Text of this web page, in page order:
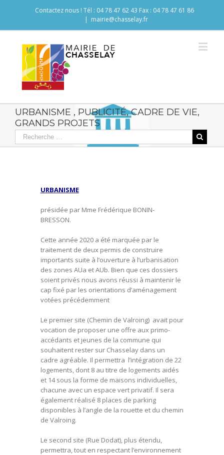
Contactez nous ! Tél : 04 78 47 62 43 Fax : 04 78 47 61 86
| mairie@chasselay.fr
URBANISME , PUBLICITÉ, CADRE DE VIE,
GRANDS PROJETS
URBANISME
présidée par Mme Frédérique BONIN-
BRESSON.
Cette année 2020 a été marquée par le
traitement de deux permis de construire
importants suite à l’ouverture à l’urbanisation
des zones AUa et AUb. Bien que ces dossiers
soient privés nous avons réussi à maintenir le
cap fixé par les orientations d’aménagement
votées précédemment
Le premier site (Chemin de Valroing) avait pour
vocation de proposer une offre aux primo-
accédants et jeunes de la commune qui
souhaitent rester sur Chasselay dans un
cadre agréable. Il permettra l’intégration de 22
logements, dont 8 au titre de logements aidés
et 14 sous la forme de maisons individuelles,
chacune avec un espace vert privatif. Il sera
également réalisé 8 places de parking
disponibles à l’angle de la rouette et du chemin
de Valroing.
Le second site (Rue Dodat), plus étendu,
permettra, tout en respectant l’environnement